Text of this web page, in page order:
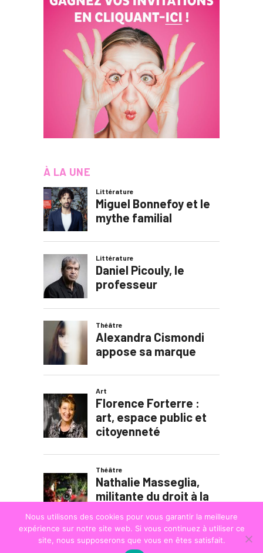
À LA UNE
Nous utilisons des cookies pour vous garantir la meilleure
expérience sur notre site web. Si vous continuez à utiliser ce
site, nous supposerons que vous en êtes satisfait.